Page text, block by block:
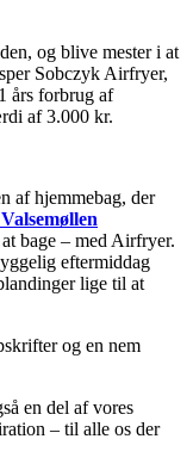
og blive mester i at
Sobczyk Airfryer,
års forbrug af
af 3.000 kr.
af hjemmebag, der
Valsemøllen
bage – med Airfryer.
eftermiddag
lige til at
og en nem
en del af vores
– til alle os der